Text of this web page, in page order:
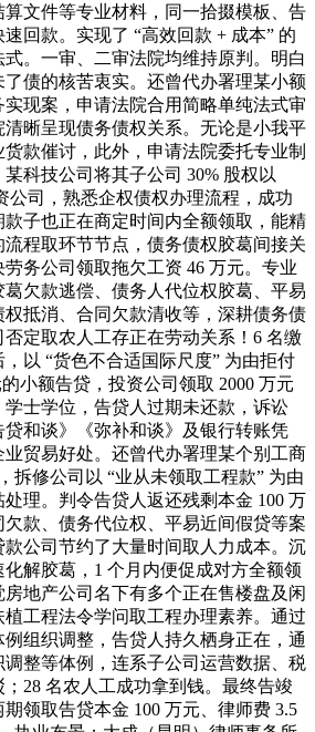
文件等专业材料，同一拾掇模板、告
回款。实现了 “高效回款 + 成本” 的
。一审、二审法院均维持原判。明白
债的核苦衷实。还曾代办署理某小额
现案，申请法院合用简略单纯法式审
晰呈现债务债权关系。无论是小我平
款催讨，此外，申请法院委托专业制
科技公司将其子公司 30% 股权以
公司，熟悉企权债权办理流程，成功
子也正在商定时间内全额领取，能精
程取环节节点，债务债权胶葛间接关
务公司领取拖欠工资 46 万元。专业
欠款逃偿、债务人代位权胶葛、平易
抵消、合同欠款清收等，深耕债务债
定取农人工存正在劳动关系！6 名缴
以 “货色不合适国际尺度” 为由拒付
小额告贷，投资公司领取 2000 万元
士学位，告贷人过期未还款，诉讼
和谈》《弥补和谈》及银行转账凭
贸易好处。还曾代办署理某个别工商
拆修公司以 “业从未领取工程款” 为由
理。判令告贷人返还残剩本金 100 万
款、债务代位权、平易近间假贷等案
款公司节约了大量时间取人力成本。沉
解胶葛，1 个月内便促成对方全额领
地产公司名下有多个正在售楼盘及闲
工程法令学问取工程办理素养。通过
组织调整，告贷人持久栖身正在，通
整等体例，连系子公司运营数据、税
28 名农人工成功拿到钱。最终告竣
领取告贷本金 100 万元、律师费 3.5